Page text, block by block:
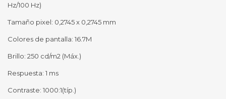
Hz/100 Hz)
Tamaño pixel: 0,2745 x 0,2745 mm
Colores de pantalla: 16.7M
Brillo: 250 cd/m2 (Máx.)
Respuesta: 1 ms
Contraste: 1000:1(típ.)